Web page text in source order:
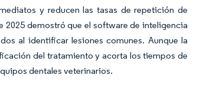
y reducen las tasas de repetición de
2025 demostró que el software de inteligencia
al identificar lesiones comunes. Aunque la
del tratamiento y acorta los tiempos de
dentales veterinarios.